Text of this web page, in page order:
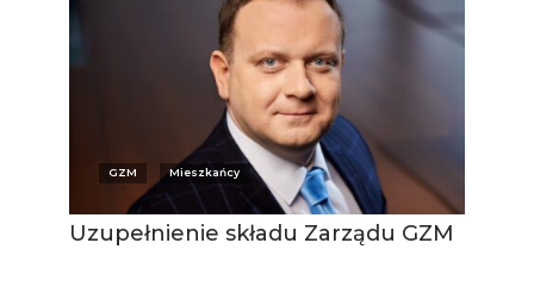
GZM Mieszkańcy
Uzupełnienie składu Zarządu GZM